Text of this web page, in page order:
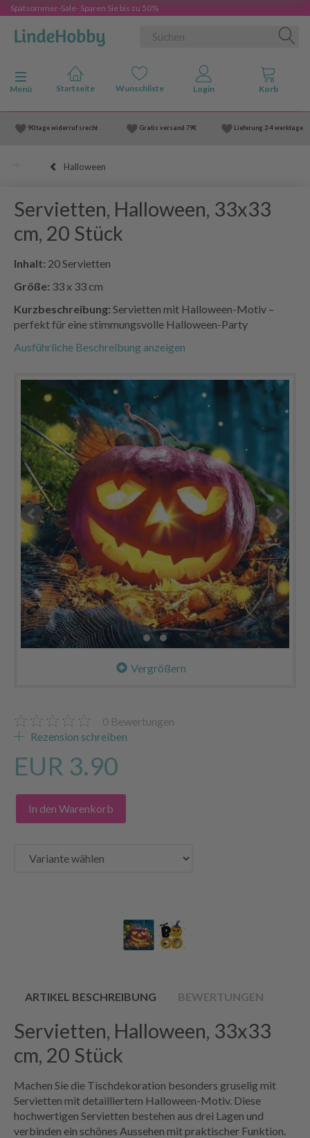
Spätsommer-Sale- Sparen Sie bis zu 50%
Anzeige ändern
Menü
90 tage widerruf srecht Gratis versand 79€ Lieferung 2-4 werktage
Halloween
Servietten, Halloween, 33x33
cm, 20 Stück
Inhalt: 20 Servietten
Größe: 33 x 33 cm
Kurzbeschreibung: Servietten mit Halloween-Motiv –
perfekt für eine stimmungsvolle Halloween-Party
Ausführliche Beschreibung anzeigen
Vergrößern
0 Bewertungen
Rezension schreiben
EUR 3.90
In den Warenkorb
ARTIKEL BESCHREIBUNG BEWERTUNGEN
Servietten, Halloween, 33x33
cm, 20 Stück
Machen Sie die Tischdekoration besonders gruselig mit
Servietten mit detailliertem Halloween-Motiv. Diese
hochwertigen Servietten bestehen aus drei Lagen und
verbinden ein schönes Aussehen mit praktischer Funktion.